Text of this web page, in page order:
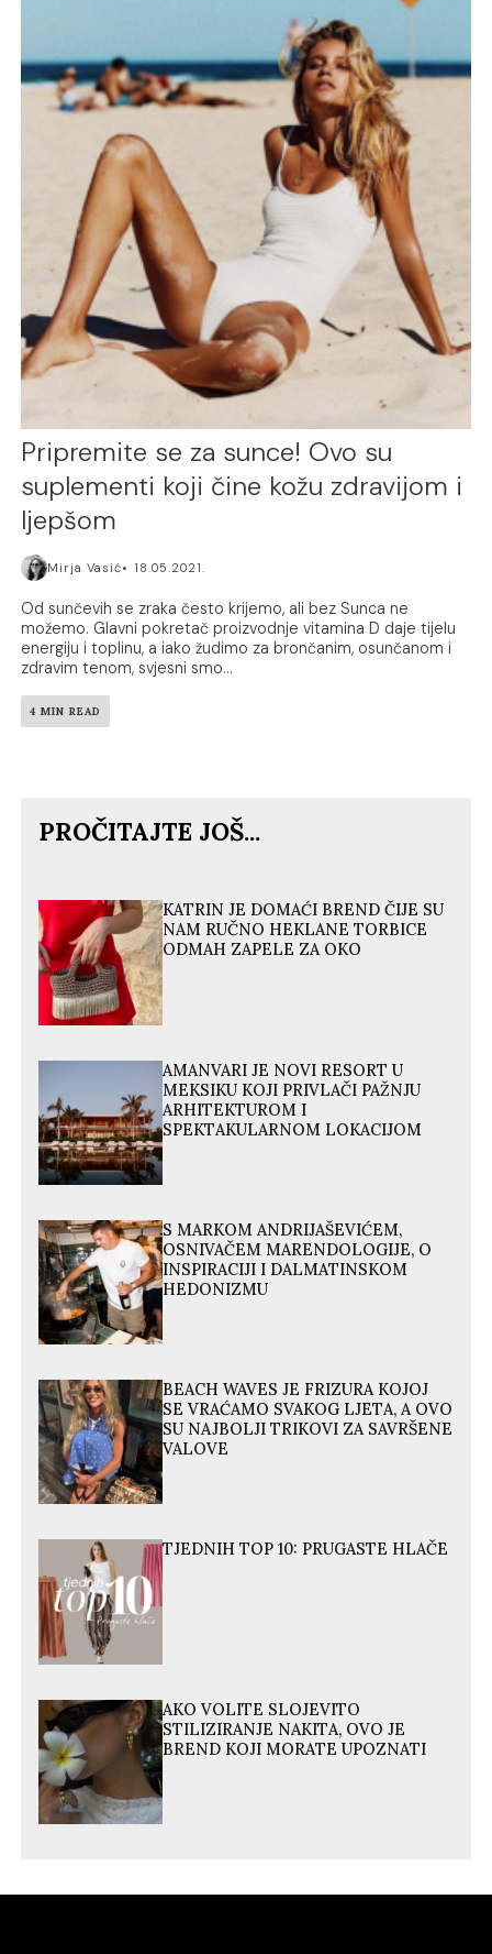
Pripremite se za sunce! Ovo su
suplementi koji čine kožu zdravijom i
ljepšom
Mirja Vasić 18.05.2021.
Od sunčevih se zraka često krijemo, ali bez Sunca ne
možemo. Glavni pokretač proizvodnje vitamina D daje tijelu
energiju i toplinu, a iako žudimo za brončanim, osunčanom i
zdravim tenom, svjesni smo...
4 MIN READ
PROČITAJTE JOŠ...
KATRIN JE DOMAĆI BREND ČIJE SU
NAM RUČNO HEKLANE TORBICE
ODMAH ZAPELE ZA OKO
AMANVARI JE NOVI RESORT U
MEKSIKU KOJI PRIVLAČI PAŽNJU
ARHITEKTUROM I
SPEKTAKULARNOM LOKACIJOM
S MARKOM ANDRIJAŠEVIĆEM,
OSNIVAČEM MARENDOLOGIJE, O
INSPIRACIJI I DALMATINSKOM
HEDONIZMU
BEACH WAVES JE FRIZURA KOJOJ
SE VRAĆAMO SVAKOG LJETA, A OVO
SU NAJBOLJI TRIKOVI ZA SAVRŠENE
VALOVE
TJEDNIH TOP 10: PRUGASTE HLAČE
AKO VOLITE SLOJEVITO
STILIZIRANJE NAKITA, OVO JE
BREND KOJI MORATE UPOZNATI